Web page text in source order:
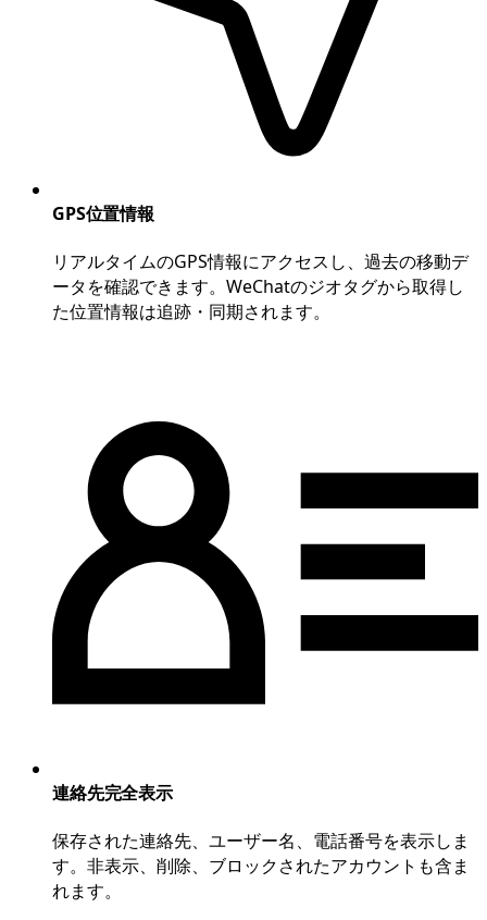
GPS位置情報
リアルタイムのGPS情報にアクセスし、過去の移動デ
ータを確認できます。WeChatのジオタグから取得し
た位置情報は追跡・同期されます。
連絡先完全表示
保存された連絡先、ユーザー名、電話番号を表示しま
す。非表示、削除、ブロックされたアカウントも含ま
れます。